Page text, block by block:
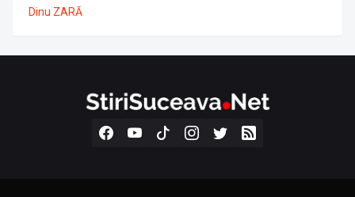
Dinu ZARĂ